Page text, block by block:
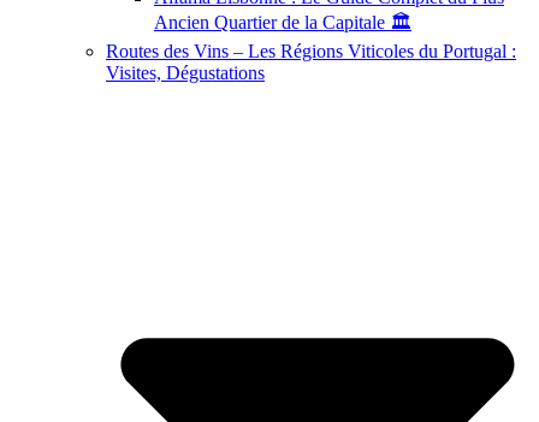
Ancien Quartier de la Capitale 🏛️
Routes des Vins – Les Régions Viticoles du Portugal :
Visites, Dégustations